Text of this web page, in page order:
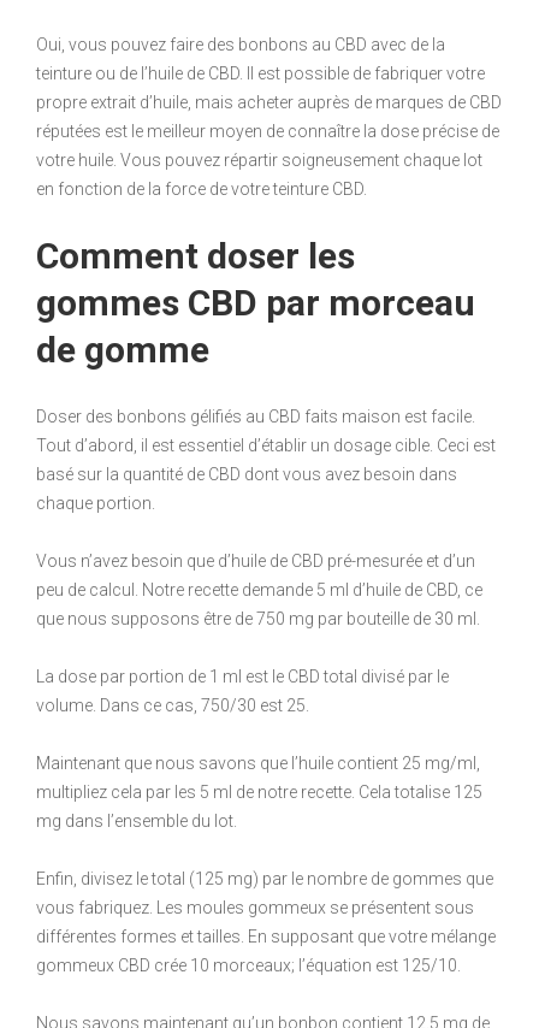
Oui, vous pouvez faire des bonbons au CBD avec de la
teinture ou de l’huile de CBD. Il est possible de fabriquer votre
propre extrait d’huile, mais acheter auprès de marques de CBD
réputées est le meilleur moyen de connaître la dose précise de
votre huile. Vous pouvez répartir soigneusement chaque lot
en fonction de la force de votre teinture CBD.
Comment doser les
gommes CBD par morceau
de gomme
Doser des bonbons gélifiés au CBD faits maison est facile.
Tout d’abord, il est essentiel d’établir un dosage cible. Ceci est
basé sur la quantité de CBD dont vous avez besoin dans
chaque portion.
Vous n’avez besoin que d’huile de CBD pré-mesurée et d’un
peu de calcul. Notre recette demande 5 ml d’huile de CBD, ce
que nous supposons être de 750 mg par bouteille de 30 ml.
La dose par portion de 1 ml est le CBD total divisé par le
volume. Dans ce cas, 750/30 est 25.
Maintenant que nous savons que l’huile contient 25 mg/ml,
multipliez cela par les 5 ml de notre recette. Cela totalise 125
mg dans l’ensemble du lot.
Enfin, divisez le total (125 mg) par le nombre de gommes que
vous fabriquez. Les moules gommeux se présentent sous
différentes formes et tailles. En supposant que votre mélange
gommeux CBD crée 10 morceaux; l’équation est 125/10.
Nous savons maintenant qu’un bonbon contient 12,5 mg de